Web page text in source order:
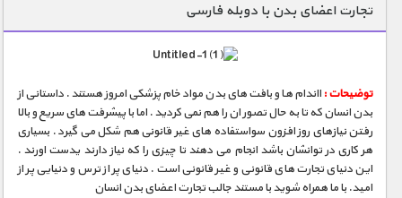
تجارت اعضای بدن با دوبله فارسی
توضیحات : ااندام ها و بافت های بدن مواد خام پزشکی امروز هستند . داستانی از
بدن انسان که تا به حال تصور ان را هم نمی کردید . اما با پیشرفت های سریع و بالا
رفتن نیازهای روز افزون سواستفاده های غیر قانونی هم شکل می گیرد . بسیاری
هر کاری در توانشان باشد انجام می دهند تا چیزی را که نیاز دارند یدست اورند .
این دنیای تجارت های قانونی و غیر قانونی است . دنیای پر از ترس و دنیایی پر از
امید. با ما همراه شوید با مستند جالب تجارت اعضای بدن انسان